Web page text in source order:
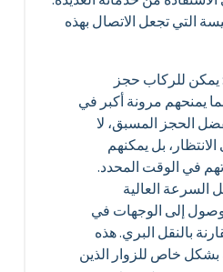
التي تجعل الاتصال بهذه
للركاب حجز
يمنحهم مرونة أكبر في
الحجز المسبق، لا
بل يمكنهم
في الوقت المحدد.
العالية
إلى الوجهات في
بالنقل البري. هذه
بشكل خاص للزوار الذين